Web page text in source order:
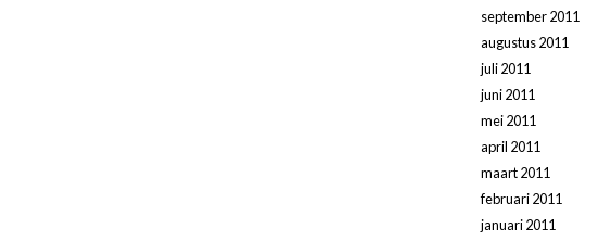
september 2011
augustus 2011
juli 2011
juni 2011
mei 2011
april 2011
maart 2011
februari 2011
januari 2011